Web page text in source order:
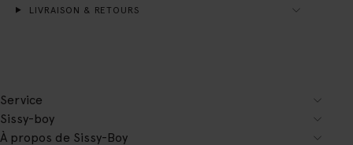
LIVRAISON & RETOURS
Service
Sissy-boy
À propos de Sissy-Boy